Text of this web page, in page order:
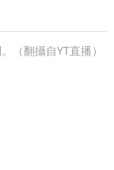
（翻攝自YT直播）